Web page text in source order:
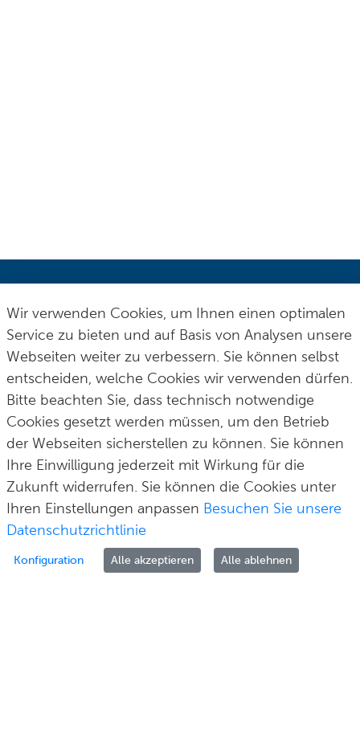
Stadt Solingen
Postfach 100165
42601 Solingen
fon0 212 290–0
fax 0 212 290–2109
post@solingen.de
© Stadt Solingen 2026
Hilfe & Kontakt ImpressumDatenschutzCookie-Richtlinie
Wir verwenden Cookies, um Ihnen einen optimalen
Service zu bieten und auf Basis von Analysen unsere
Webseiten weiter zu verbessern. Sie können selbst
entscheiden, welche Cookies wir verwenden dürfen.
Bitte beachten Sie, dass technisch notwendige
Cookies gesetzt werden müssen, um den Betrieb
der Webseiten sicherstellen zu können. Sie können
Ihre Einwilligung jederzeit mit Wirkung für die
Zukunft widerrufen. Sie können die Cookies unter
Ihren Einstellungen anpassen Besuchen Sie unsere
Datenschutzrichtlinie
Konfiguration Alle akzeptieren Alle ablehnen